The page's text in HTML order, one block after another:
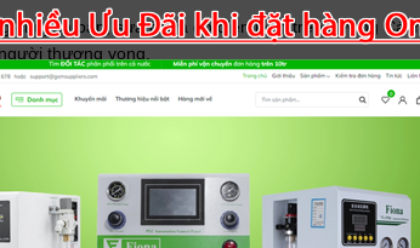
chuyên bán, sửa chữa đồ điện lạnh trên đường
thương vong.
viên khác cửa hàng này bị thương rất nặng, được
sản phẩm gia công bởi những cơ sở nhỏ lẻ với
thay kính điện thoại có 1 công đoạn cần dùng đến
mình một sản phẩm nhập khẩu đạt tiêu chuẩn để bảo